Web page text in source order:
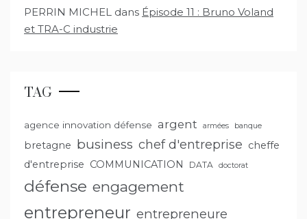
PERRIN MICHEL dans Épisode 11 : Bruno Voland
et TRA-C industrie
TAG
agence innovation défense argent armées banque
bretagne business chef d'entreprise cheffe
d'entreprise COMMUNICATION DATA doctorat
défense engagement
entrepreneur entrepreneure